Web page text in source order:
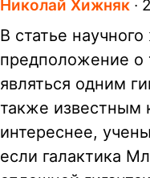
Николай Хижняк ∙
В статье
предположение о
являться одним
также известным
интереснее,
если галактика